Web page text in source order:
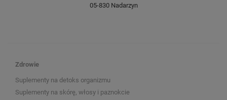
05-830 Nadarzyn
Zdrowie
Suplementy na detoks organizmu
Suplementy na skórę, włosy i paznokcie